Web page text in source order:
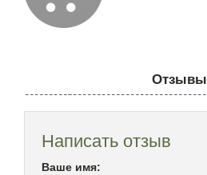
Отзывы
Написать отзыв
Ваше имя: